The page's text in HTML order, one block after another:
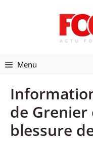
Menu
de Grenier
blessure